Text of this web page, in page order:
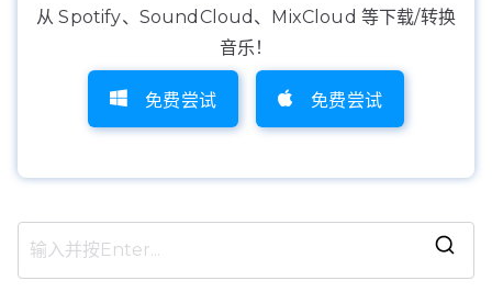
从 Spotify、SoundCloud、MixCloud 等下载/转换
音乐！
免费尝试 免费尝试